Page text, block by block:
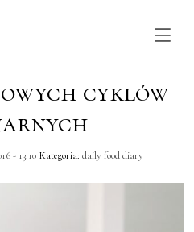
cyklów
- 13:10Kategoria: daily food diary